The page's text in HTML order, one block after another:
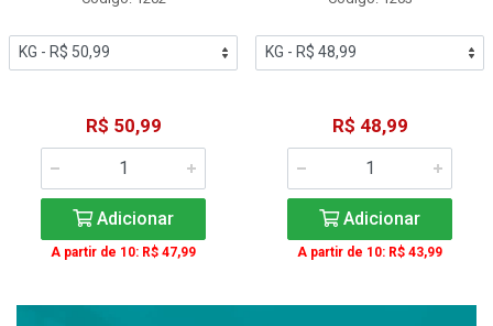
R$ 50,99
Adicionar
A partir de 10: R$ 47,99
R$ 48,99
Adicionar
A partir de 10: R$ 43,99